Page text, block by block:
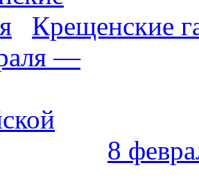
Крещенские
8